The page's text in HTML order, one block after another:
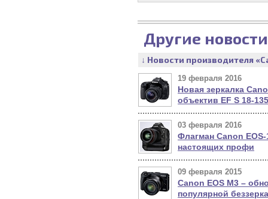
Другие
↓ Новости производителя
19 февраля 2016
Новая зеркалка
объектив EF S 18-
03 февраля 2016
Флагман Canon
настоящих профи
09 февраля 2015
Canon EOS M3 –
популярной